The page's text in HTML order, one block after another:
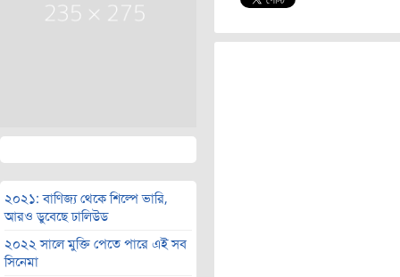
২০২১: বাণিজ্য থেকে শিল্পে ভারি,
আরও ডুবেছে ঢালিউড
২০২২ সালে মুক্তি পেতে পারে এই সব
সিনেমা